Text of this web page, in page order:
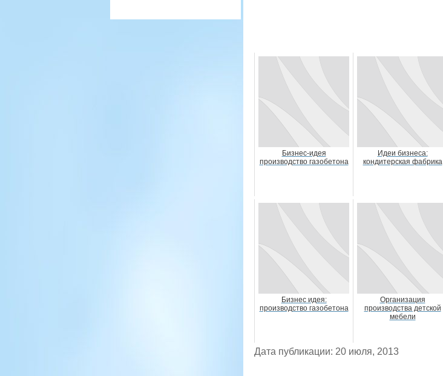
Бизнес-идея
производство газобетона
Идеи бизнеса:
кондитерская фабрика
Бизнес идея:
производство газобетона
Организация
производства детской
мебели
Дата публикации: 20 июля, 2013